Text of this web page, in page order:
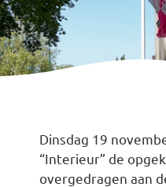
Dinsdag 19
“Interieur” de
overgedragen aan